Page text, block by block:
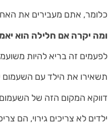
כלומר, אתם מעבירים את
ומה יקרה אם חלילה הוא
לפעמים זה בריא להיות
תשאירו את הילד עם
דווקא המקום הזה של
ילדים לא צריכים גירוי, הם